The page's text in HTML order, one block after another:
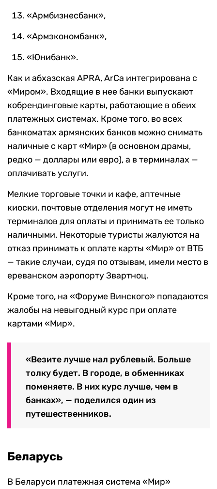
«Армбизнесбанк»,
«Армэкономбанк»,
«Юнибанк».
Как и абхазская APRA, ArCa интегрирована с
«Миром». Входящие в нее банки выпускают
кобрендинговые карты, работающие в обеих
платежных системах. Кроме того, во всех
банкоматах армянских банков можно снимать
наличные с карт «Мир» (в основном драмы,
редко — доллары или евро), а в терминалах —
оплачивать услуги.
Мелкие торговые точки и кафе, аптечные
киоски, почтовые отделения могут не иметь
терминалов для оплаты и принимать ее только
наличными. Некоторые туристы жалуются на
отказ принимать к оплате карты «Мир» от ВТБ
— такие случаи, судя по отзывам, имели место в
ереванском аэропорту Звартноц.
Кроме того, на «Форуме Винского» попадаются
жалобы на невыгодный курс при оплате
картами «Мир».
«Везите лучше нал рублевый. Больше
толку будет. В городе, в обменниках
поменяете. В них курс лучше, чем в
банках», — поделился один из
путешественников.
Беларусь
В Беларуси платежная система «Мир»